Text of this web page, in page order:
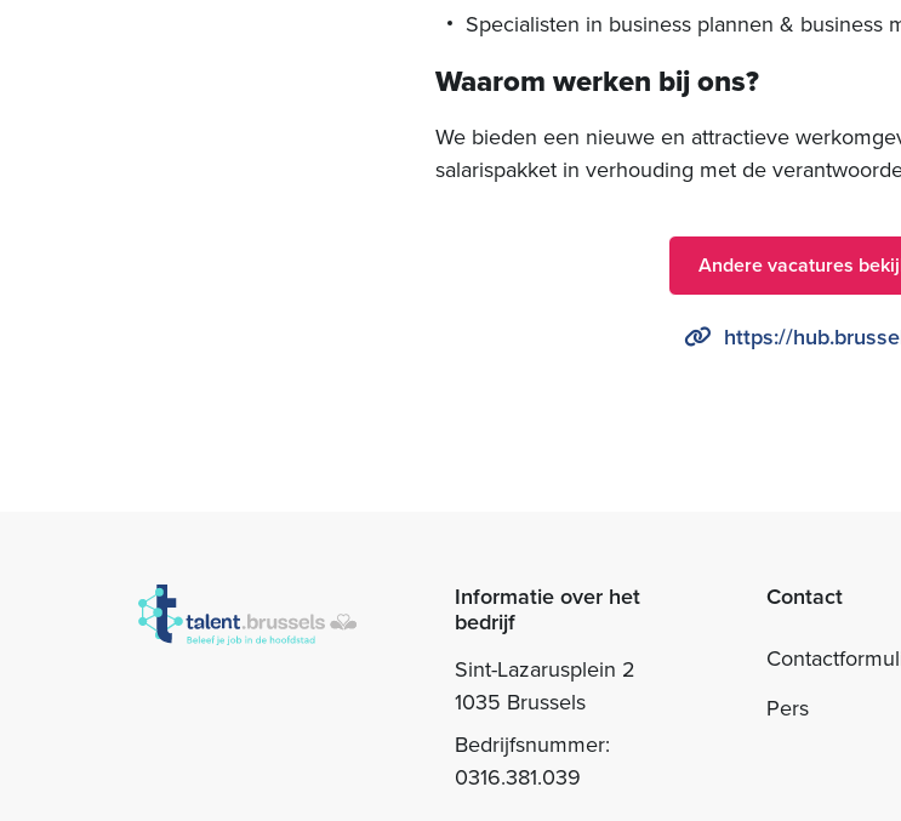
Specialisten in business plannen & business
Waarom werken bij ons?
We bieden een nieuwe en attractieve
salarispakket in verhouding met de
Andere vacatures
https://
Informatie over het
bedrijf
Sint-Lazarusplein 2
1035 Brussels
Bedrijfsnummer:
0316.381.039
Contact
Pers